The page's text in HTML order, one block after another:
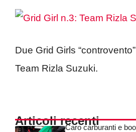
Due Grid Girls
Team Rizla Suzuki.
Articoli recenti
Caro carburanti e